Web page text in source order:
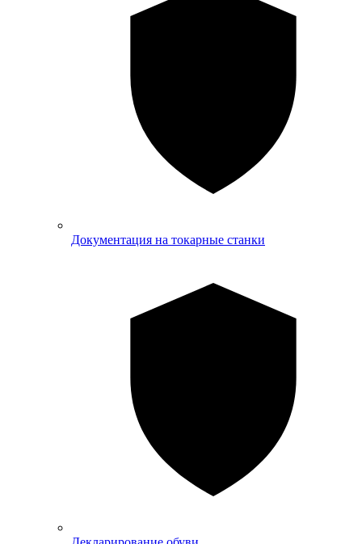
Документация на токарные станки